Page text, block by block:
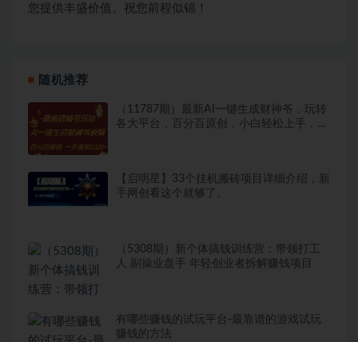
您提供丰盛价值。祝您前程似锦！
随机推荐
（11787期）最新AI一键生成财神爷，玩转
各大平台，百分百原创，小白轻松上手，一
【启明星】33个挂机搬砖项目详细介绍，新
手网创看这个就够了。
（5308期）新个体搞钱训练营：带领打工
人 副操业盘手 年轻创业者拆解赚钱项目
有哪些赚钱的试玩平台-最靠谱的游戏试玩
赚钱的方法